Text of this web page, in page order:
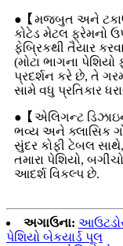
●【મજબુત અને
કોટેડ મેટલ ફ્રેમનો
ફેબ્રિકથી તૈયાર
(મોટા ભાગના
પ્રદર્શન કરે છે, તે
સામે વધુ પ્રતિકાર
●【એલિગન્ટ
ભવ્ય અને ક્લાસિક
સુંદર કોફી ટેબલ
તમારા પેશિયો,
આદર્શ વિકલ્પ છે.
અગાઉના:
પેશિયો બેકયાર્ડ પૂલ